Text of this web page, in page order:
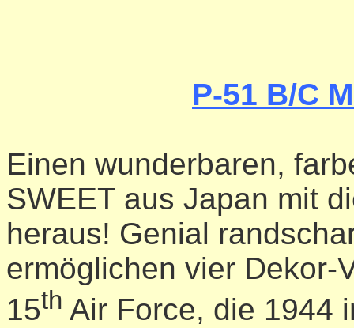
P-51 B/C
Einen wunderbaren,
SWEET aus Japan mit
heraus! Genial
ermöglichen vier Dekor-
15th Air Force, die 1944